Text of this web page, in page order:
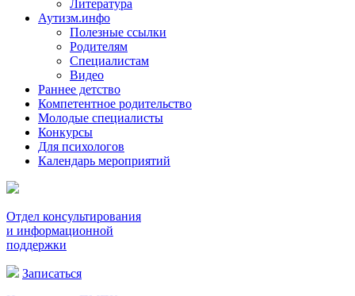
Литература
Аутизм.инфо
Полезные ссылки
Родителям
Специалистам
Видео
Раннее детство
Компетентное родительство
Молодые специалисты
Конкурсы
Для психологов
Календарь мероприятий
Отдел консультирования
и информационной
поддержки
Записаться